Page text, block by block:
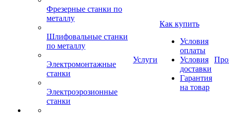
Фрезерные станки по
металлу
Шлифовальные станки
по металлу
Электромонтажные
станки
Электроэрозионные
станки
Услуги
Как купить
Условия
оплаты
Условия
доставки
Гарантия
на товар